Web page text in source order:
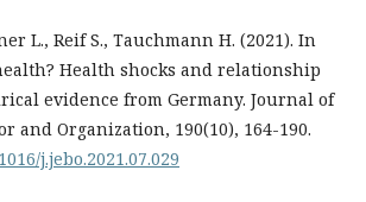
L., Reif S., Tauchmann H. (2021). In
Health shocks and relationship
evidence from Germany. Journal of
and Organization, 190(10), 164-190.
j.jebo.2021.07.029